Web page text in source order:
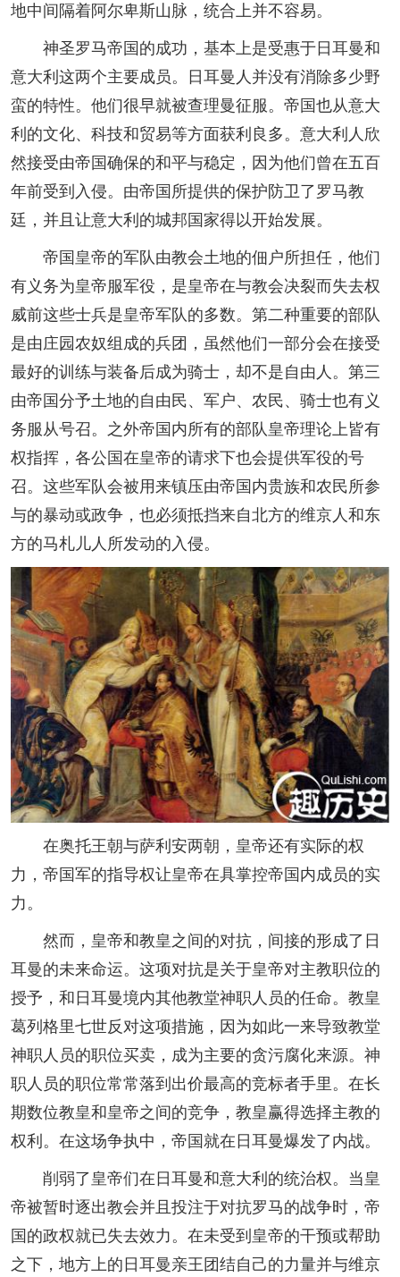
地中间隔着阿尔卑斯山脉，统合上并不容易。
神圣罗马帝国的成功，基本上是受惠于日耳曼和
意大利这两个主要成员。日耳曼人并没有消除多少野
蛮的特性。他们很早就被查理曼征服。帝国也从意大
利的文化、科技和贸易等方面获利良多。意大利人欣
然接受由帝国确保的和平与稳定，因为他们曾在五百
年前受到入侵。由帝国所提供的保护防卫了罗马教
廷，并且让意大利的城邦国家得以开始发展。
帝国皇帝的军队由教会土地的佃户所担任，他们
有义务为皇帝服军役，是皇帝在与教会决裂而失去权
威前这些士兵是皇帝军队的多数。第二种重要的部队
是由庄园农奴组成的兵团，虽然他们一部分会在接受
最好的训练与装备后成为骑士，却不是自由人。第三
由帝国分予土地的自由民、军户、农民、骑士也有义
务服从号召。之外帝国内所有的部队皇帝理论上皆有
权指挥，各公国在皇帝的请求下也会提供军役的号
召。这些军队会被用来镇压由帝国内贵族和农民所参
与的暴动或政争，也必须抵挡来自北方的维京人和东
方的马札儿人所发动的入侵。
在奥托王朝与萨利安两朝，皇帝还有实际的权
力，帝国军的指导权让皇帝在具掌控帝国内成员的实
力。
然而，皇帝和教皇之间的对抗，间接的形成了日
耳曼的未来命运。这项对抗是关于皇帝对主教职位的
授予，和日耳曼境内其他教堂神职人员的任命。教皇
葛列格里七世反对这项措施，因为如此一来导致教堂
神职人员的职位买卖，成为主要的贪污腐化来源。神
职人员的职位常常落到出价最高的竞标者手里。在长
期数位教皇和皇帝之间的竞争，教皇赢得选择主教的
权利。在这场争执中，帝国就在日耳曼爆发了内战。
削弱了皇帝们在日耳曼和意大利的统治权。当皇
帝被暂时逐出教会并且投注于对抗罗马的战争时，帝
国的政权就已失去效力。在未受到皇帝的干预或帮助
之下，地方上的日耳曼亲王团结自己的力量并与维京